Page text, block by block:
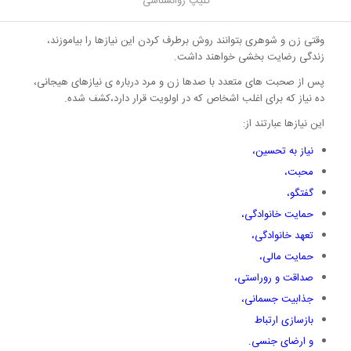
وقتی زن و شوهری بتوانند روش برطرف کردن این نیازها را بیاموزند،
زندگی رضایت بخشی خواهند داشت.
پس از صحبت های متعدد با صدها زن و مرد درباره ی نیازهای هیجانی،
ده نیاز که برای اغلب اشخاص که در اولویت قرار دارد،کشف شده.
این نیازها عبارتند از:
نیاز به تحسین،
محبت،
گفتگو،
حمایت خانوادگی،
تعهد خانوادگی،
حمایت مالی،
صداقت و روراستی،
جذابیت جسمانی،
بازسازی ارتباط
و ارضای جنسی.